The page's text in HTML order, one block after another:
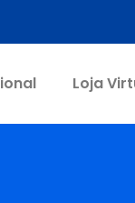
Loja